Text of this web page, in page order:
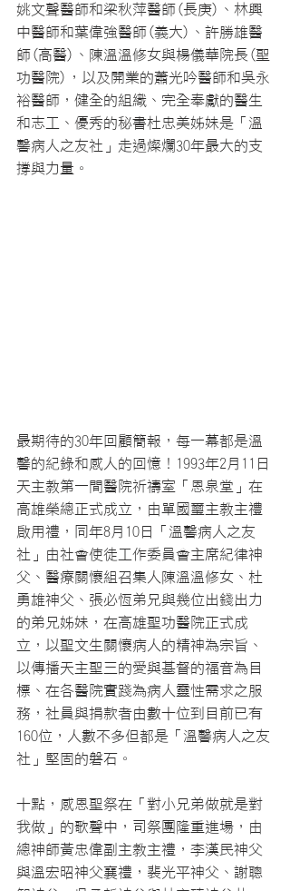
姚文聲醫師和梁秋萍醫師(長庚)、林興
中醫師和葉偉強醫師(義大)、許勝雄醫
師(高醫)、陳溫溫修女與楊儀華院長(聖
功醫院)，以及開業的蕭光吟醫師和吳永
裕醫師，健全的組織、完全奉獻的醫生
和志工、優秀的秘書杜忠美姊妹是「溫
馨病人之友社」走過燦爛30年最大的支
撐與力量。
最期待的30年回顧簡報，每一幕都是溫
馨的紀錄和感人的回憶！1993年2月11日
天主教第一間醫院祈禱室「恩泉堂」在
高雄榮總正式成立，由單國璽主教主禮
啟用禮，同年8月10日「溫馨病人之友
社」由社會使徒工作委員會主席紀律神
父、醫療關懷組召集人陳溫溫修女、杜
勇雄神父、張必恆弟兄與幾位出錢出力
的弟兄姊妹，在高雄聖功醫院正式成
立，以聖文生關懷病人的精神為宗旨、
以傳播天主聖三的愛與基督的福音為目
標、在各醫院實踐為病人靈性需求之服
務，社員與捐款者由數十位到目前已有
160位，人數不多但都是「溫馨病人之友
社」堅固的磐石。
十點，感恩聖祭在「對小兄弟做就是對
我做」的歌聲中，司祭團隆重進場，由
總神師黃忠偉副主教主禮，李漢民神父
與溫宏昭神父襄禮，裴光平神父、謝聰